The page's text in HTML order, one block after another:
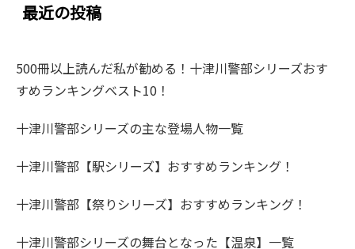
最近の投稿
500冊以上読んだ私が勧める！十津川警部シリーズおす
すめランキングベスト10！
十津川警部シリーズの主な登場人物一覧
十津川警部【駅シリーズ】おすすめランキング！
十津川警部【祭りシリーズ】おすすめランキング！
十津川警部シリーズの舞台となった【温泉】一覧